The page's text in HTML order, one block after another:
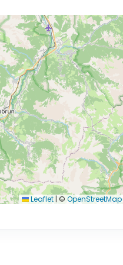
Leaflet | © OpenStreetMap